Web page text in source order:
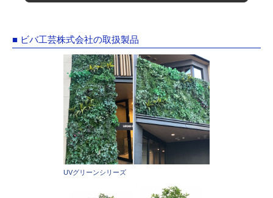
■ ビバ工芸株式会社の取扱製品
UVグリーンシリーズ